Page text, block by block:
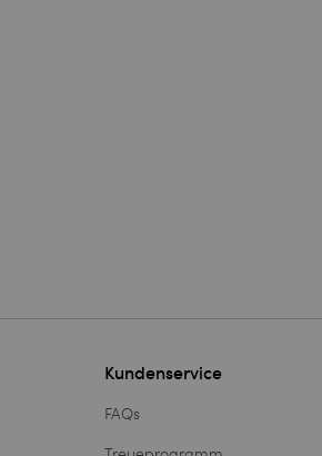
Kundenservice
FAQs